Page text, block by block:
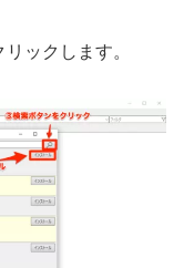
ックします。